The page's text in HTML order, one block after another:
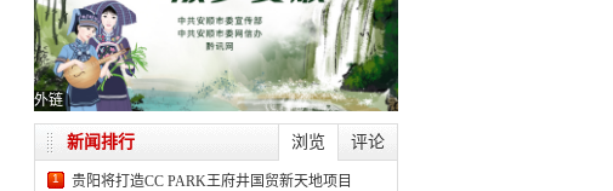
外链
浏览 评论
新闻排行
1 贵阳将打造CC PARK王府井国贸新天地项目